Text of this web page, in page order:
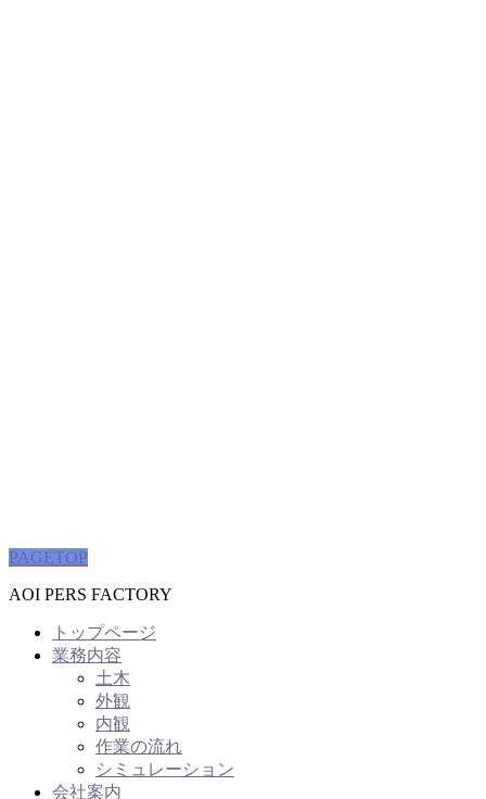
PAGETOP
AOI PERS FACTORY
トップページ
業務内容
土木
外観
内観
作業の流れ
シミュレーション
会社案内